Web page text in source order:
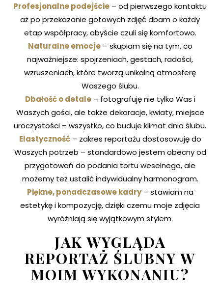
Profesjonalne podejście – od pierwszego kontaktu
aż po przekazanie gotowych zdjęć dbam o każdy
etap współpracy, abyście czuli się komfortowo.
Naturalne emocje– skupiam się na tym, co
najważniejsze: spojrzeniach, gestach, radości,
wzruszeniach, które tworzą unikalną atmosferę
Waszego ślubu.
Dbałość o detale– fotografuję nie tylko Was i
Waszych gości, ale także dekoracje, kwiaty, miejsce
uroczystości – wszystko, co buduje klimat dnia ślubu.
Elastyczność– zakres reportażu dostosowuję do
Waszych potrzeb – standardowo jestem obecny od
przygotowań do podania tortu weselnego, ale
możemy też ustalić indywidualny harmonogram.
Piękne, ponadczasowe kadry– stawiam na
estetykę i kompozycję, dzięki czemu moje zdjęcia
wyróżniają się wyjątkowym stylem.
JAK WYGLĄDA
REPORTAŻ ŚLUBNY W
MOIM WYKONANIU?
STEPH & JENNIFER
VICTOR & ASHLEY
H R RY N